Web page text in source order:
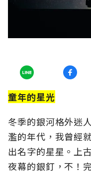
童年的星光
冬季的銀河格外迷
濫的年代，我曾經
出名字的星星。上
夜幕的銀釘，不！